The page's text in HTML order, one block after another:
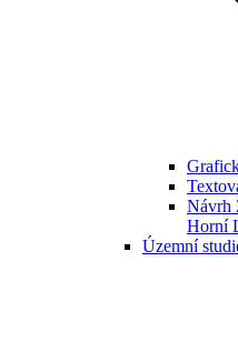
Návrh
Horní
Územní